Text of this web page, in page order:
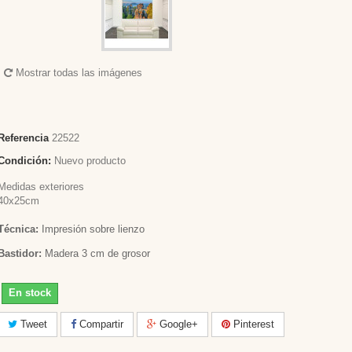
Mostrar todas las imágenes
22522
Nuevo producto
exteriores
Impresión sobre lienzo
Madera 3 cm de grosor
En stock
Tweet Compartir Google+ Pinterest